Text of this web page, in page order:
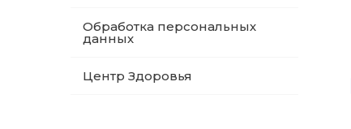
Обработка персональных
данных
Центр Здоровья